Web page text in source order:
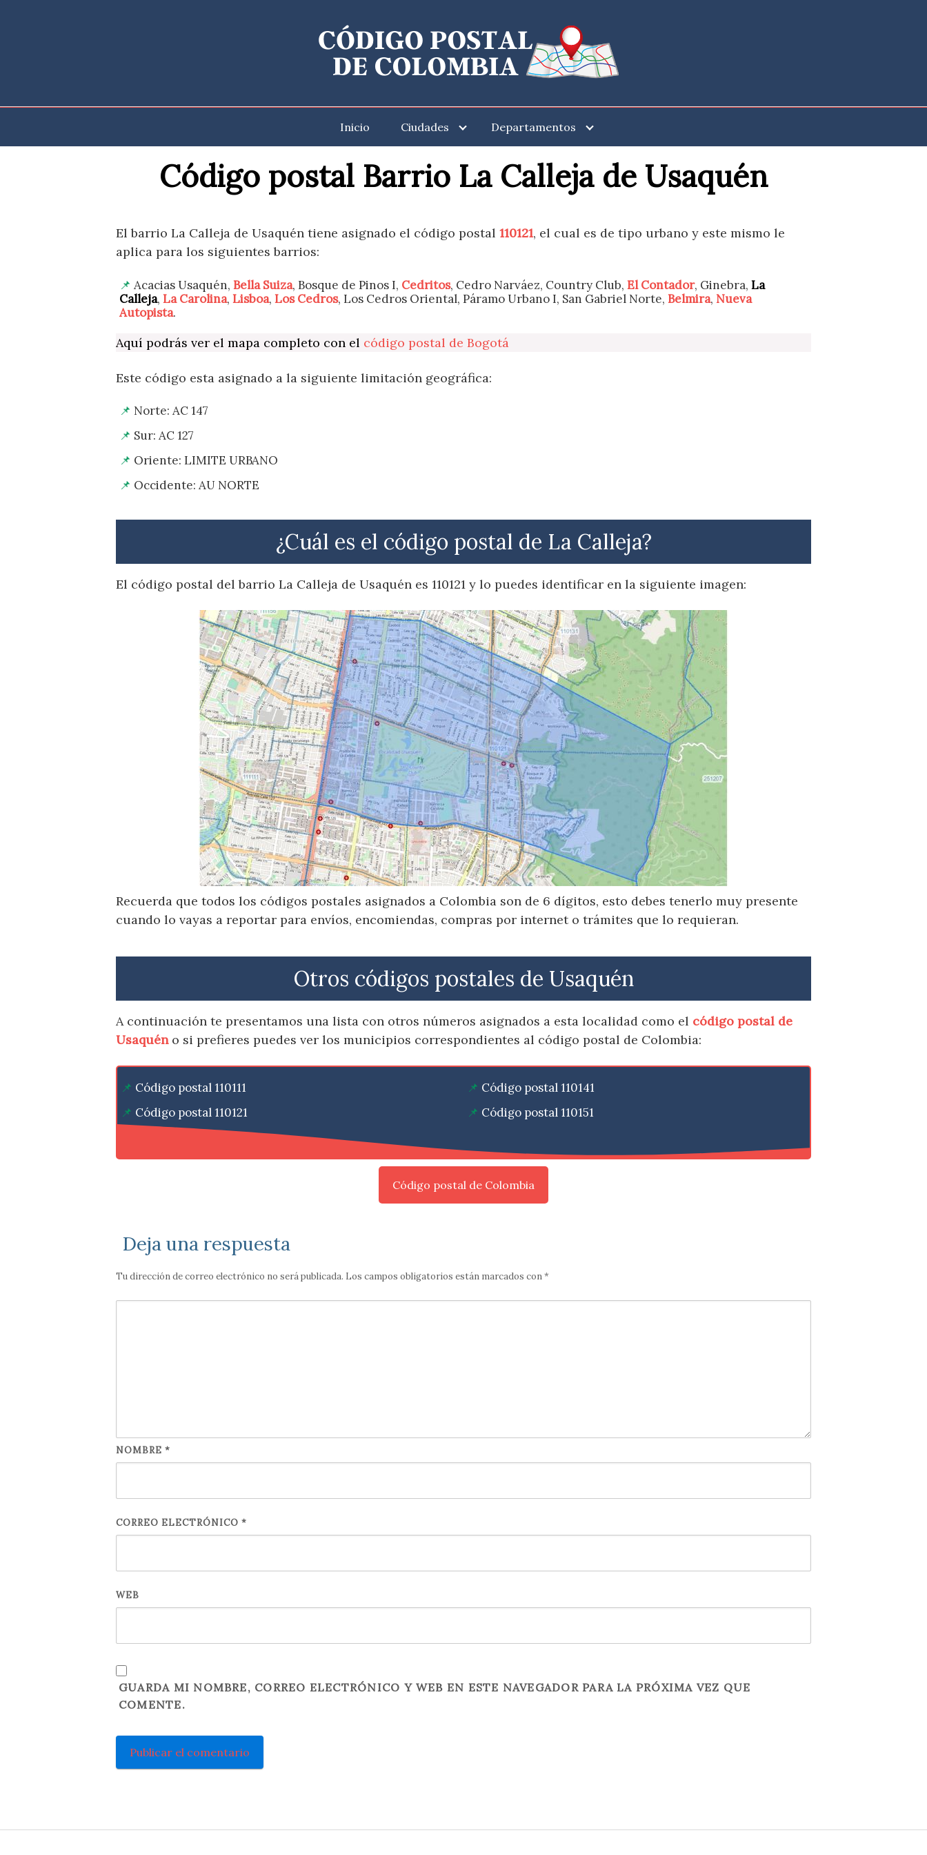
Inicio Ciudades Departamentos
Código postal Barrio La Calleja de Usaquén
El barrio La Calleja de Usaquén tiene asignado el código postal 110121, el cual es de tipo urbano y este mismo le
aplica para los siguientes barrios:
Acacias Usaquén, Bella Suiza, Bosque de Pinos I, Cedritos, Cedro Narváez, Country Club, El Contador, Ginebra, La
Calleja, La Carolina, Lisboa, Los Cedros, Los Cedros Oriental, Páramo Urbano I, San Gabriel Norte, Belmira, Nueva
Autopista.
Aquí podrás ver el mapa completo con el código postal de Bogotá
Este código esta asignado a la siguiente limitación geográfica:
Norte: AC 147
Sur: AC 127
Oriente: LIMITE URBANO
Occidente: AU NORTE
¿Cuál es el código postal de La Calleja?
El código postal del barrio La Calleja de Usaquén es 110121 y lo puedes identificar en la siguiente imagen:
Recuerda que todos los códigos postales asignados a Colombia son de 6 dígitos, esto debes tenerlo muy presente
cuando lo vayas a reportar para envíos, encomiendas, compras por internet o trámites que lo requieran.
Otros códigos postales de Usaquén
A continuación te presentamos una lista con otros números asignados a esta localidad como el código postal de
Usaquéno si prefieres puedes ver los municipios correspondientes al código postal de Colombia:
Código postal 110111
Código postal 110121
Código postal 110141
Código postal 110151
Código postal de Colombia
Deja una respuesta
Tu dirección de correo electrónico no será publicada. Los campos obligatorios están marcados con*
NOMBRE *
CORREO ELECTRÓNICO *
WEB
GUARDA MI NOMBRE, CORREO ELECTRÓNICO Y WEB EN ESTE NAVEGADOR PARA LA PRÓXIMA VEZ QUE
COMENTE.